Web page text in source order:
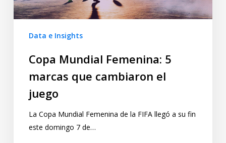
Data e Insights
Copa Mundial Femenina: 5
marcas que cambiaron el
juego
La Copa Mundial Femenina de la FIFA llegó a su fin
este domingo 7 de…